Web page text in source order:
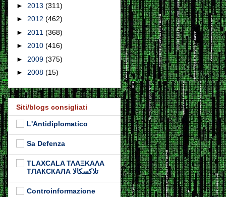
► 2013 (311)
► 2012 (462)
► 2011 (368)
► 2010 (416)
► 2009 (375)
► 2008 (15)
Siti/blogs consigliati
L'Antidiplomatico
Sa Defenza
TLAXCALA ΤΛΑΞΚΑΛΑ
ТЛАКСКАЛА تلاكسكالا
Controinformazione